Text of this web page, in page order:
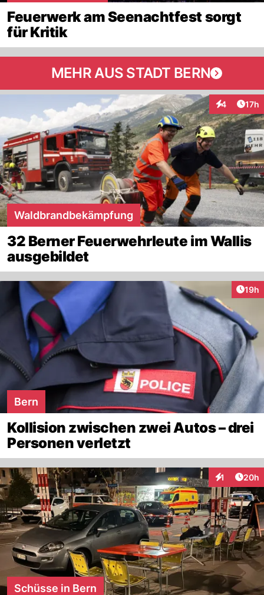
Feuerwerk am Seenachtfest sorgt
für Kritik
MEHR AUS STADT BERN
4 17h
Waldbrandbekämpfung
32 Berner Feuerwehrleute im Wallis
ausgebildet
19h
Bern
Kollision zwischen zwei Autos – drei
Personen verletzt
1
Interaktionen
20h
Schüsse in Bern